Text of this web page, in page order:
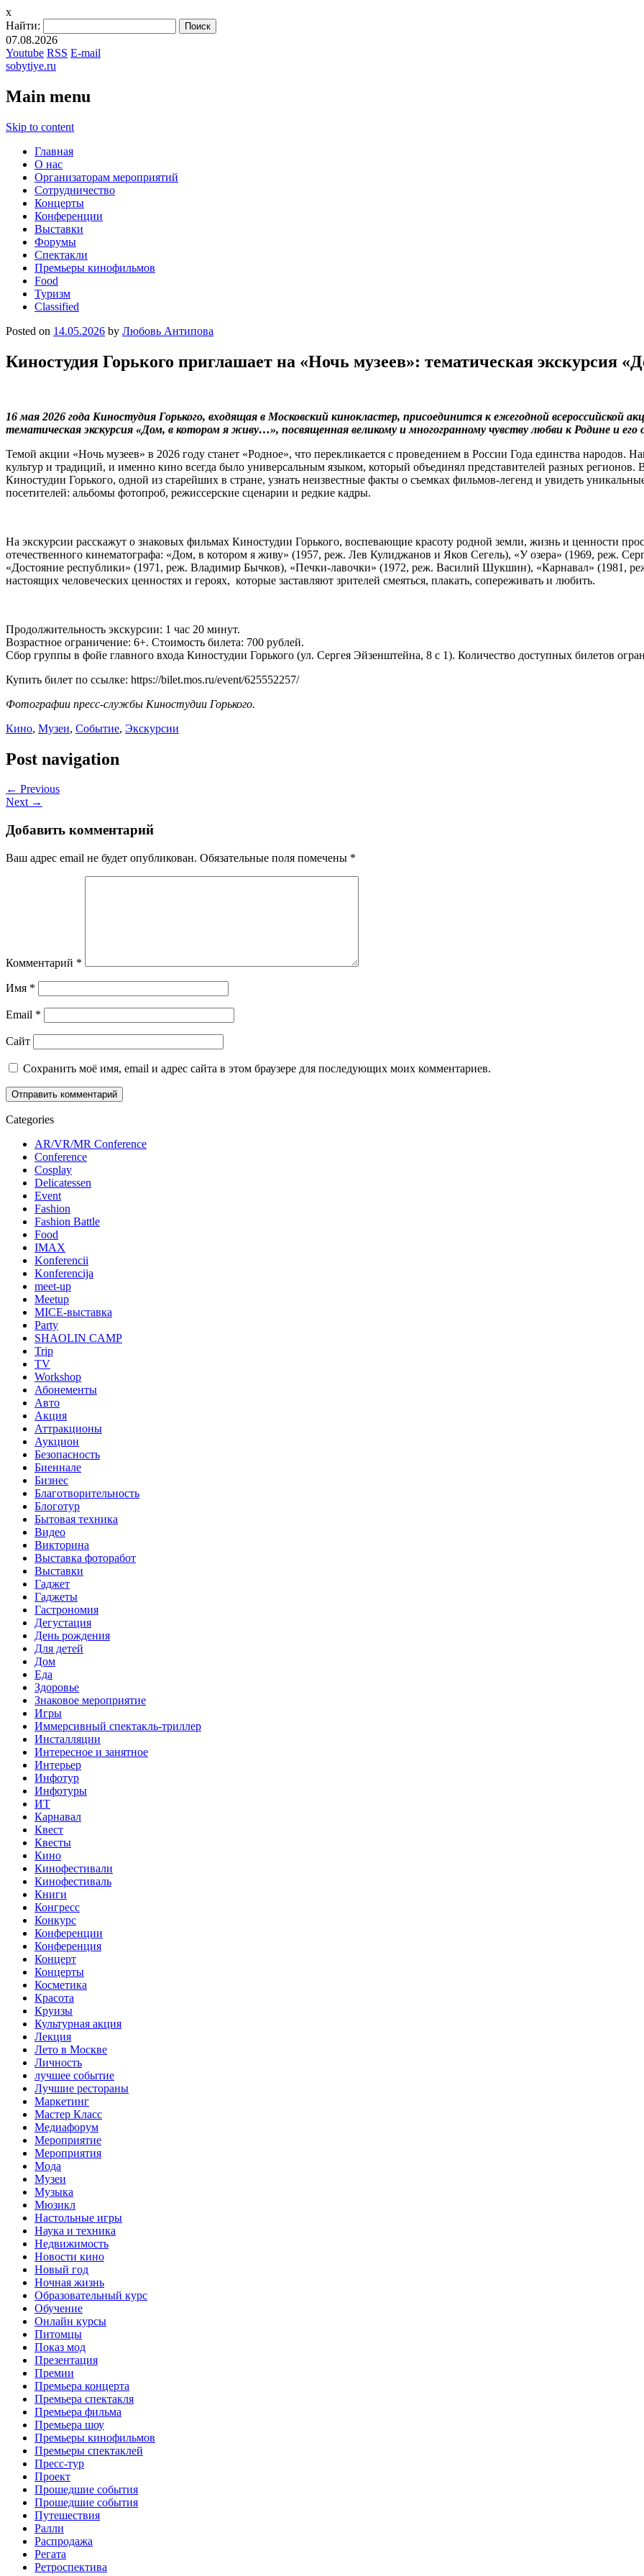
x
Найти:
07.08.2026
Youtube RSS E-mail
sobytiye.ru
Main menu
Skip to content
Главная
О нас
Организаторам мероприятий
Сотрудничество
Концерты
Конференции
Выставки
Форумы
Спектакли
Премьеры кинофильмов
Food
Туризм
Сlassified
Posted on 14.05.2026 by Любовь Антипова
Киностудия Горького приглашает на «Ночь музеев»: тематическая экскурсия
16 мая 2026 года Киностудия Горького, входящая в Московский кинокластер, присоединится к ежегодной всероссийской
тематическая экскурсия «Дом, в котором я живу…», посвященная великому и многогранному чувству любви к Родине и
Темой акции «Ночь музеев» в 2026 году станет «Родное», что перекликается с проведением в России Года единства народов.
культур и традиций, и именно кино всегда было универсальным языком, который объединял представителей разных регионов.
Киностудии Горького, одной из старейших в стране, узнать неизвестные факты о съемках фильмов-легенд и увидеть
посетителей: альбомы фотопроб, режиссерские сценарии и редкие кадры.
На экскурсии расскажут о знаковых фильмах Киностудии Горького, воспевающие красоту родной земли, жизнь и ценности
отечественного кинематографа: «Дом, в котором я живу» (1957, реж. Лев Кулиджанов и Яков Сегель), «У озера» (1969, реж.
«Достояние республики» (1971, реж. Владимир Бычков), «Печки-лавочки» (1972, реж. Василий Шукшин), «Карнавал» (1981,
настоящих человеческих ценностях и героях, которые заставляют зрителей смеяться, плакать, сопереживать и любить.
Продолжительность экскурсии: 1 час 20 минут.
Возрастное ограничение: 6+. Стоимость билета: 700 рублей.
Сбор группы в фойе главного входа Киностудии Горького (ул. Сергея Эйзенштейна, 8 с 1). Количество доступных билетов
Купить билет по ссылке: https://bilet.mos.ru/event/625552257/
Фотографии пресс-службы Киностудии Горького.
Кино, Музеи, Событие, Экскурсии
Post navigation
← Previous
Next →
Добавить комментарий
Ваш адрес email не будет опубликован. Обязательные поля помечены *
Комментарий *
Имя *
Email *
Сайт
Сохранить моё имя, email и адрес сайта в этом браузере для последующих моих комментариев.
Categories
AR/VR/MR Conference
Conference
Cosplay
Delicatessen
Event
Fashion
Fashion Battle
Food
IMAX
Konferencii
Konferencija
meet-up
Meetup
MICE-выставка
Party
SHAOLIN CAMP
Trip
TV
Workshop
Абонементы
Авто
Акция
Аттракционы
Аукцион
Безопасность
Биеннале
Бизнес
Благотворительность
Блоготур
Бытовая техника
Видео
Викторина
Выставка фоторабот
Выставки
Гаджет
Гаджеты
Гастрономия
Дегустация
День рождения
Для детей
Дом
Еда
Здоровье
Знаковое мероприятие
Игры
Иммерсивный спектакль-триллер
Инсталляции
Интересное и занятное
Интерьер
Инфотур
Инфотуры
ИТ
Карнавал
Квест
Квесты
Кино
Кинофестивали
Кинофестиваль
Книги
Конгресс
Конкурс
Конференции
Конференция
Концерт
Концерты
Косметика
Красота
Круизы
Культурная акция
Лекция
Лето в Москве
Личность
лучшее событие
Лучшие рестораны
Маркетинг
Мастер Класс
Медиафорум
Мероприятие
Мероприятия
Мода
Музеи
Музыка
Мюзикл
Настольные игры
Наука и техника
Недвижимость
Новости кино
Новый год
Ночная жизнь
Образовательный курс
Обучение
Онлайн курсы
Питомцы
Показ мод
Презентация
Премии
Премьера концерта
Премьера спектакля
Премьера фильма
Премьера шоу
Премьеры кинофильмов
Премьеры спектаклей
Пресс-тур
Проект
Прошедшие события
Прошедшие события
Путешествия
Ралли
Распродажа
Регата
Ретроспектива